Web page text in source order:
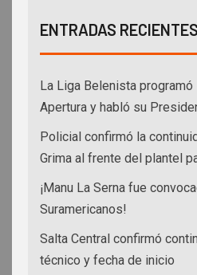
ENTRADAS RECIENTES
La Liga Belenista
Apertura y habló su
Policial confirmó la
Grima al frente del plantel
¡Manu La Serna fue
Suramericanos!
Salta Central confirmó
técnico y fecha de inicio